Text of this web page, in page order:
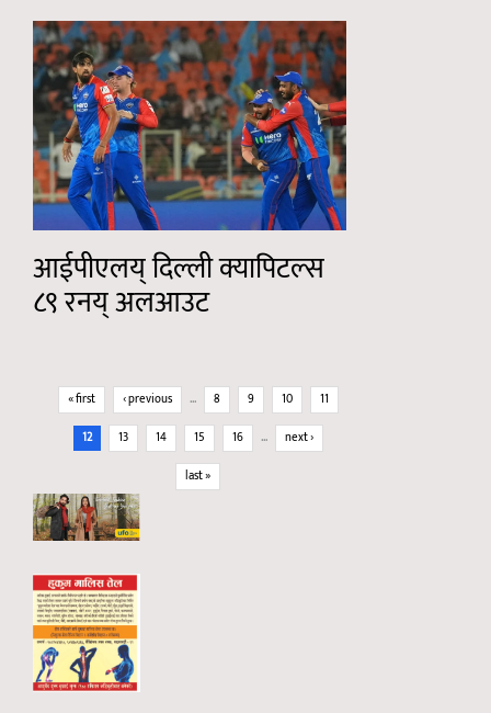
आईपीएलय् दिल्ली क्यापिटल्स
८९ रनय् अलआउट
Pages
« first ‹ previous … 8 9 10
11
12
13 14 15 16 …
next ›
last »